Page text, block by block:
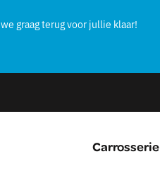
graag terug voor jullie klaar!
Carrosserie